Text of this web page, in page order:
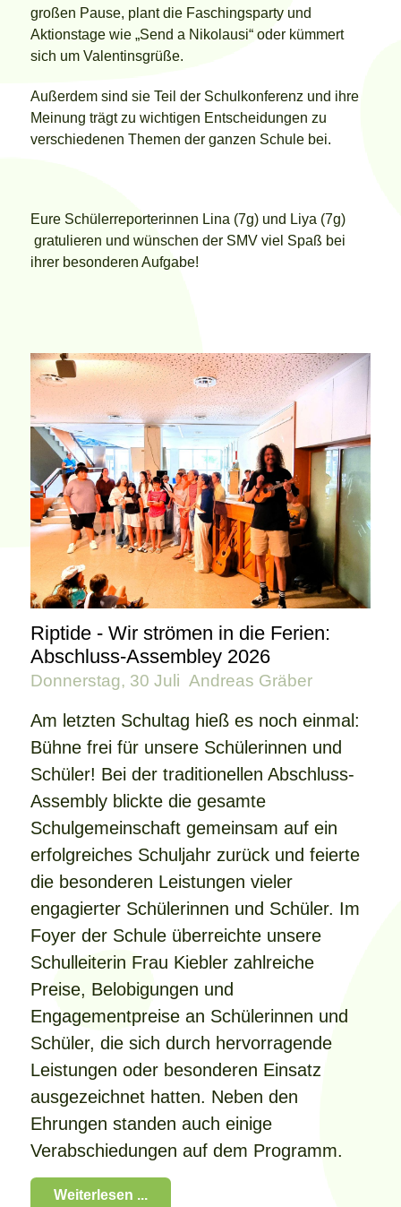
großen Pause, plant die Faschingsparty und
Aktionstage wie „Send a Nikolausi“ oder kümmert
sich um Valentinsgrüße.
Außerdem sind sie Teil der Schulkonferenz und ihre
Meinung trägt zu wichtigen Entscheidungen zu
verschiedenen Themen der ganzen Schule bei.
Eure Schülerreporterinnen Lina (7g) und Liya (7g)
gratulieren und wünschen der SMV viel Spaß bei
ihrer besonderen Aufgabe!
Riptide - Wir strömen in die Ferien:
Abschluss-Assembley 2026
Donnerstag, 30 Juli Andreas Gräber
Am letzten Schultag hieß es noch einmal:
Bühne frei für unsere Schülerinnen und
Schüler! Bei der traditionellen Abschluss-
Assembly blickte die gesamte
Schulgemeinschaft gemeinsam auf ein
erfolgreiches Schuljahr zurück und feierte
die besonderen Leistungen vieler
engagierter Schülerinnen und Schüler. Im
Foyer der Schule überreichte unsere
Schulleiterin Frau Kiebler zahlreiche
Preise, Belobigungen und
Engagementpreise an Schülerinnen und
Schüler, die sich durch hervorragende
Leistungen oder besonderen Einsatz
ausgezeichnet hatten. Neben den
Ehrungen standen auch einige
Verabschiedungen auf dem Programm.
Weiterlesen ...